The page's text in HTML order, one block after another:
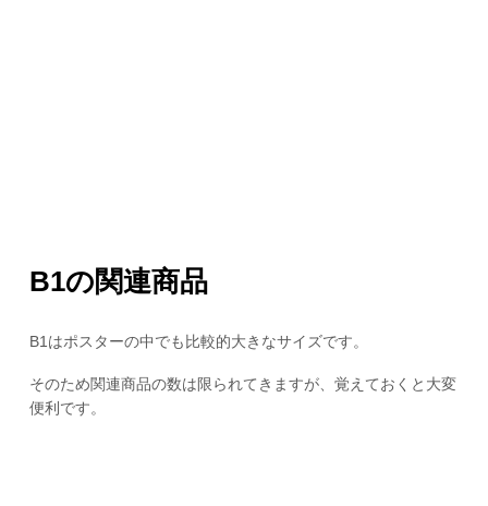
B1の関連商品
B1はポスターの中でも比較的大きなサイズです。
そのため関連商品の数は限られてきますが、覚えておくと大変
便利です。